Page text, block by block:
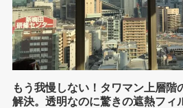
もう我慢しない！タワマン上層階
解決。透明なのに驚きの遮熱フィ